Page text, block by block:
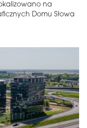
na
Domu Słowa